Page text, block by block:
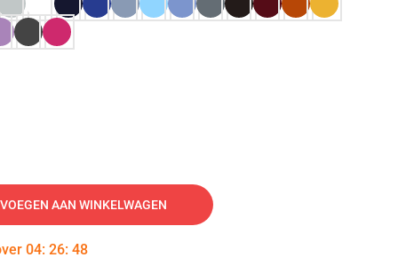
AAN WINKELWAGEN
04: 26: 47